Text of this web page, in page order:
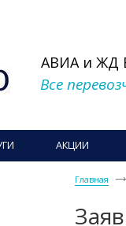
АВИА и ЖД
Все
АКЦИИ
Главная